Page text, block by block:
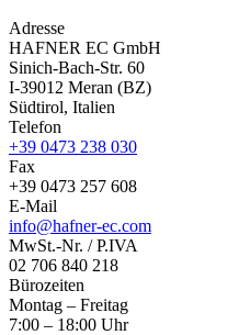
Adresse
HAFNER EC GmbH
Sinich-Bach-Str. 60
I-39012 Meran (BZ)
Südtirol, Italien
Telefon
+39 0473 238 030
Fax
+39 0473 257 608
E-Mail
info@hafner-ec.com
MwSt.-Nr. / P.IVA
02 706 840 218
Bürozeiten
Montag – Freitag
7:00 – 18:00 Uhr